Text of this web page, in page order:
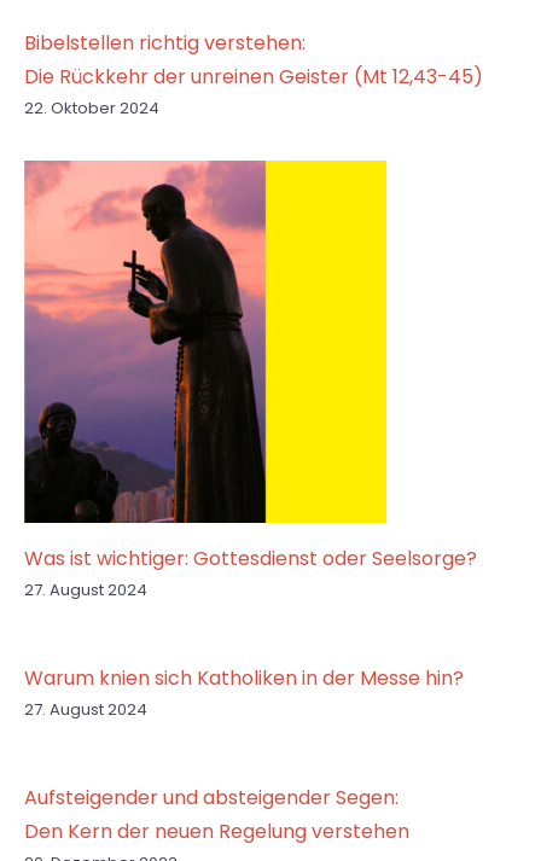
Bibelstellen richtig verstehen:
Die Rückkehr der unreinen Geister (Mt 12,43-45)
22. Oktober 2024
Was ist wichtiger: Gottesdienst oder Seelsorge?
27. August 2024
Warum knien sich Katholiken in der Messe hin?
27. August 2024
Aufsteigender und absteigender Segen:
Den Kern der neuen Regelung verstehen